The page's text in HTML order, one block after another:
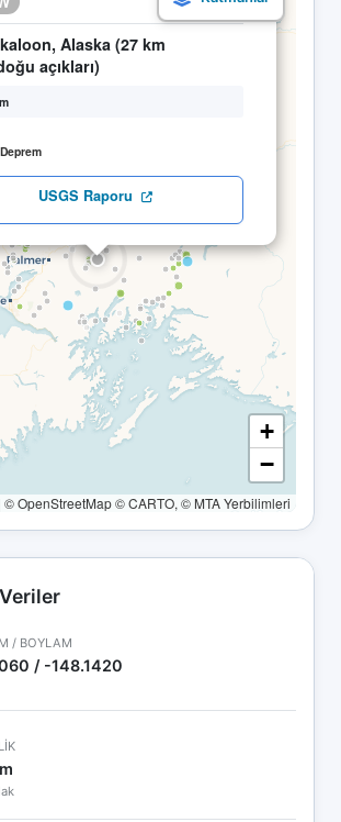
Alaska (27 km
açıkları)
USGS Raporu
+
−
© OpenStreetMap © CARTO, © MTA Yerbilimleri
/ BOYLAM
/ -148.1420